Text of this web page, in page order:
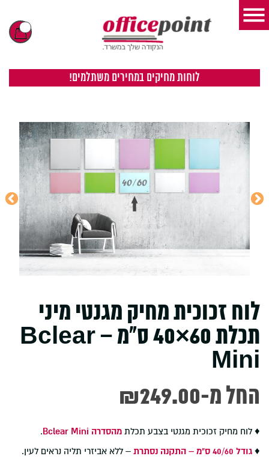
לוחות מחיקים במחירים משתלמים!
לוח זכוכית מחיק מגנטי מיני
תכלת 60×40 ס"מ – Bclear
Mini
₪249.00 -החל מ
♦ לוח מחיק זכוכית מגנטי בצבע תכלת מהסדרה Bclear Mini
.
♦ גודל 40/60 ס"מ – התקנה נסתרת
– ללא אביזרי תליה נראים לעין.